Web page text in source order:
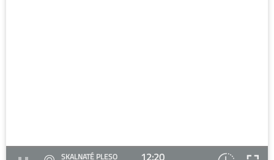
SKALNATÉ PLESO
12:20